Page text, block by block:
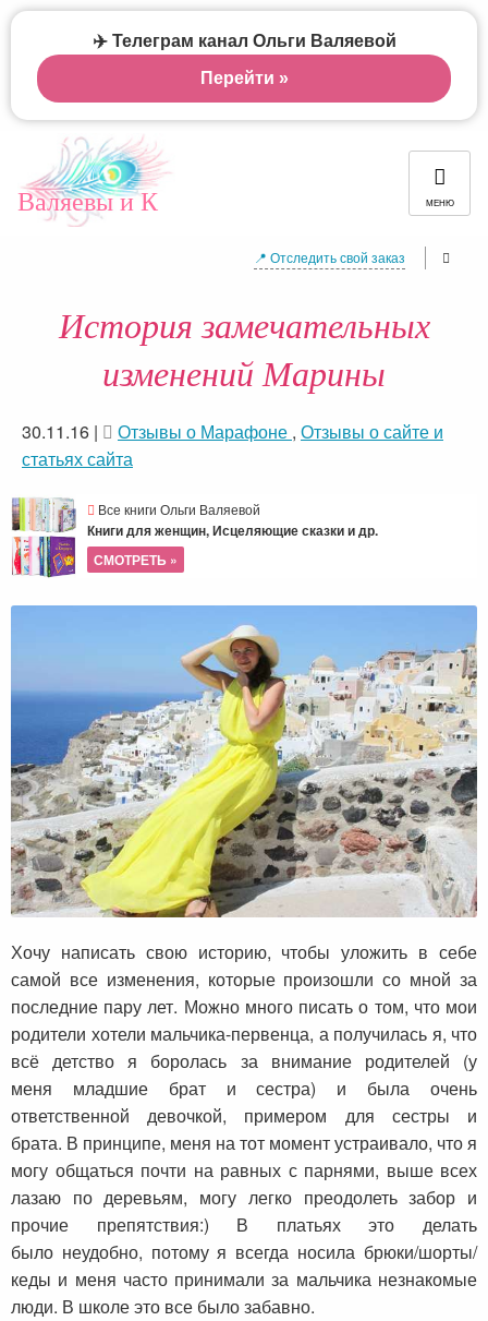
Валяевы и К МЕНЮ
📍 Отследить свой заказ
История замечательных
изменений Марины
30.11.16 | Отзывы о Марафоне , Отзывы о сайте и
статьях сайта
Все книги Ольги Валяевой
Книги для женщин, Исцеляющие сказки и др.
СМОТРЕТЬ »
Хочу написать свою историю, чтобы уложить в себе
самой все изменения, которые произошли со мной за
последние пару лет. Можно много писать о том, что мои
родители хотели мальчика-первенца, а получилась я, что
всё детство я боролась за внимание родителей (у
меня младшие брат и сестра) и была очень
ответственной девочкой, примером для сестры и
брата. В принципе, меня на тот момент устраивало, что я
могу общаться почти на равных с парнями, выше всех
лазаю по деревьям, могу легко преодолеть забор и
прочие препятствия:) В платьях это делать
было неудобно, потому я всегда носила брюки/шорты/
кеды и меня часто принимали за мальчика незнакомые
люди. В школе это все было забавно.
✈️ Телеграм канал Ольги Валяевой
Перейти »